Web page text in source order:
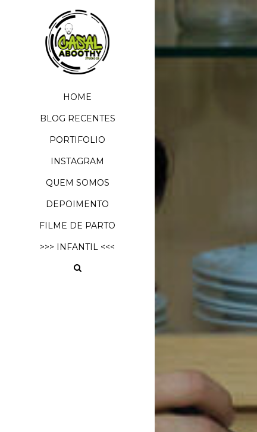
HOME
BLOG RECENTES
PORTIFOLIO
INSTAGRAM
QUEM SOMOS
DEPOIMENTO
FILME DE PARTO
>>> INFANTIL <<<